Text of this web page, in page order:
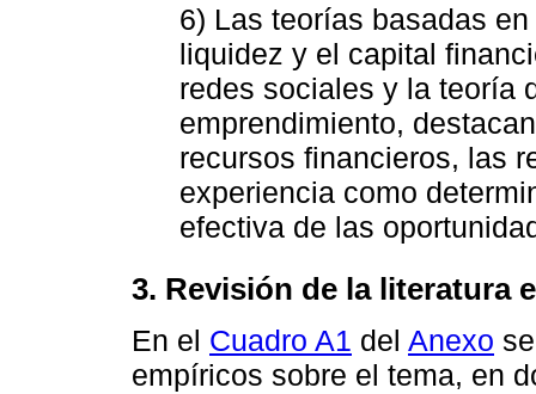
6) Las teorías basadas
liquidez y el capital
redes sociales y la teoría
emprendimiento,
recursos financieros, las
experiencia como
efectiva de las
3. Revisión de la literatura
En el Cuadro A1 del Anexo
empíricos sobre el tema, en